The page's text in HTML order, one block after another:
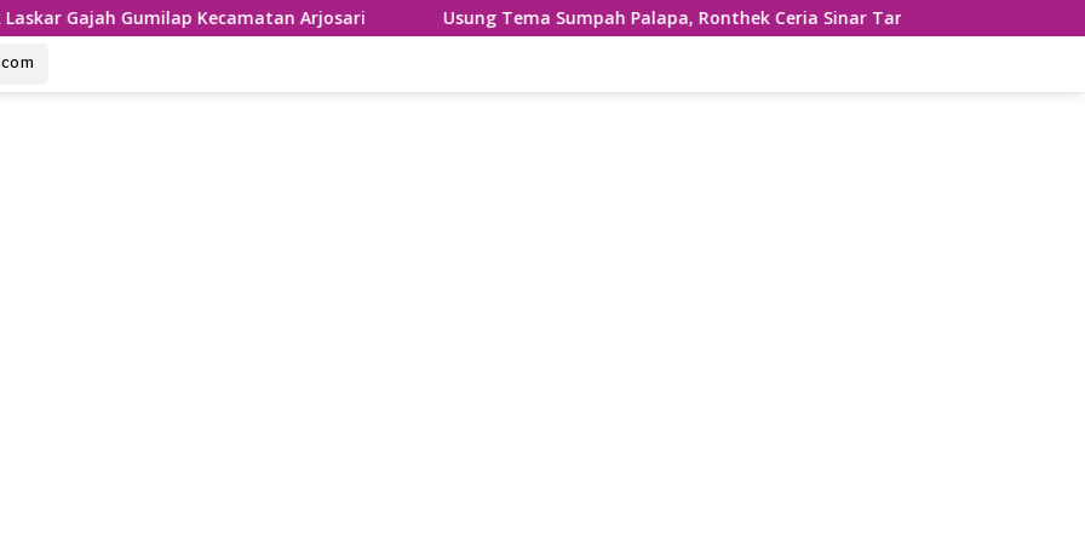
Gumilap Kecamatan Arjosari Usung Tema Sumpah Palapa, Ronthek Ceria Sinar Tanjung Hibur Masyarakat Pacitan di